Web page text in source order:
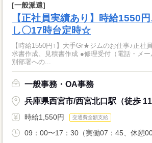
[一般派遣]
【正社員実績あり】時給1550
し〇17時台定時☆
【時給1550円↑】大手Gr★ジムのお仕事♪正社員
求書作成、見積書作成 ●修理受付（電話・メ
別部署への...
一般事務・OA事務
兵庫県西宮市/西宮北口駅（徒歩 11
時給1,550円 交通費全額支給
09：00〜17：30（実働07：45、休憩